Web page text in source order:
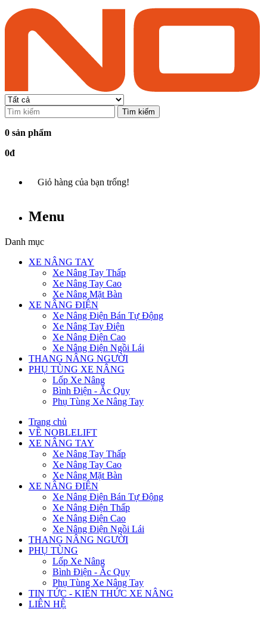
Tìm kiếm
0 sản phẩm
0đ
Giỏ hàng của bạn trống!
Menu
Danh mục
XE NÂNG TAY
Xe Nâng Tay Thấp
Xe Nâng Tay Cao
Xe Nâng Mặt Bàn
XE NÂNG ĐIỆN
Xe Nâng Điện Bán Tự Động
Xe Nâng Tay Điện
Xe Nâng Điện Cao
Xe Nâng Điện Ngồi Lái
THANG NÂNG NGƯỜI
PHỤ TÙNG XE NÂNG
Lốp Xe Nâng
Bình Điện - Ắc Quy
Phụ Tùng Xe Nâng Tay
Trang chủ
VỀ NOBLELIFT
XE NÂNG TAY
Xe Nâng Tay Thấp
Xe Nâng Tay Cao
Xe Nâng Mặt Bàn
XE NÂNG ĐIỆN
Xe Nâng Điện Bán Tự Động
Xe Nâng Điện Thấp
Xe Nâng Điện Cao
Xe Nâng Điện Ngồi Lái
THANG NÂNG NGƯỜI
PHỤ TÙNG
Lốp Xe Nâng
Bình Điện - Ắc Quy
Phụ Tùng Xe Nâng Tay
TIN TỨC - KIẾN THỨC XE NÂNG
LIÊN HỆ